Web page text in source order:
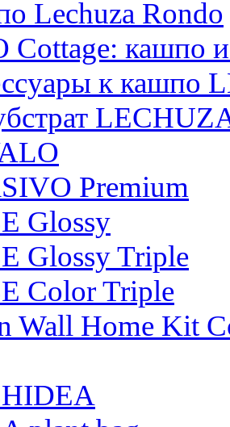
Lechuza Rondo
Cottage: кашпо
к кашпо
Premium
Glossy
Glossy Triple
Color Triple
Wall Home Kit